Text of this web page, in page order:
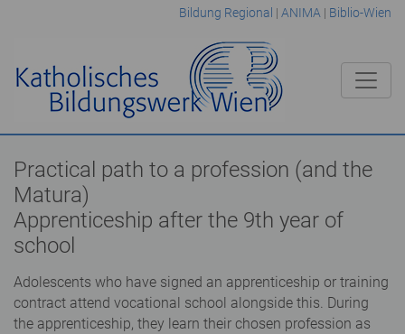
Bildung Regional | ANIMA | Biblio-Wien
Practical path to a profession (and the
Matura)
Apprenticeship after the 9th year of
school
Adolescents who have signed an apprenticeship or training
contract attend vocational school alongside this. During
the apprenticeship, they learn their chosen profession as